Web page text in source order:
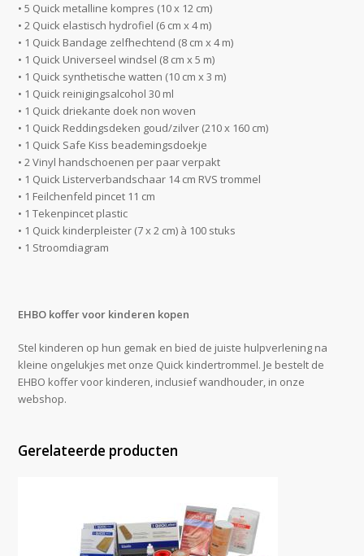
• 5 Quick metalline kompres (10 x 12 cm)
• 2 Quick elastisch hydrofiel (6 cm x 4 m)
• 1 Quick Bandage zelfhechtend (8 cm x 4 m)
• 1 Quick Universeel windsel (8 cm x 5 m)
• 1 Quick synthetische watten (10 cm x 3 m)
• 1 Quick reinigingsalcohol 30 ml
• 1 Quick driekante doek non woven
• 1 Quick Reddingsdeken goud/zilver (210 x 160 cm)
• 1 Quick Safe Kiss beademingsdoekje
• 2 Vinyl handschoenen per paar verpakt
• 1 Quick Listerverbandschaar 14 cm RVS trommel
• 1 Feilchenfeld pincet 11 cm
• 1 Tekenpincet plastic
• 1 Quick kinderpleister (7 x 2 cm) à 100 stuks
• 1 Stroomdiagram
EHBO koffer voor kinderen kopen
Stel kinderen op hun gemak en bied de juiste hulpverlening na
kleine ongelukjes met onze Quick kindertrommel. Je bestelt de
EHBO koffer voor kinderen, inclusief wandhouder, in onze
webshop.
Gerelateerde producten